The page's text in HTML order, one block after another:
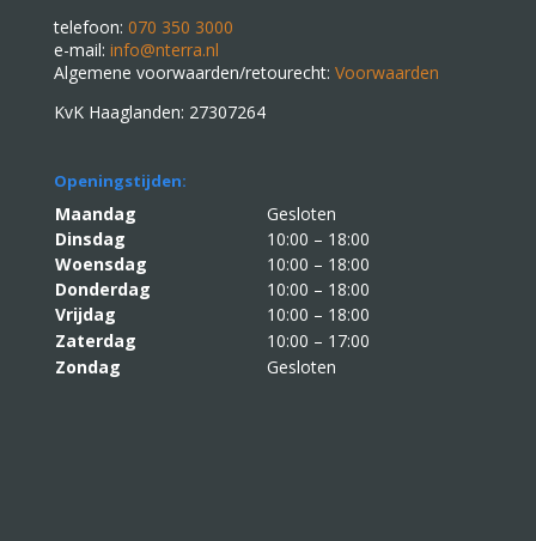
telefoon: 070 350 3000
e-mail: info@nterra.nl
Algemene voorwaarden/retourecht: Voorwaarden
KvK Haaglanden: 27307264
Openingstijden:
Maandag
Gesloten
Dinsdag
10:00 – 18:00
Woensdag
10:00 – 18:00
Donderdag
10:00 – 18:00
Vrijdag
10:00 – 18:00
Zaterdag
10:00 – 17:00
Zondag
Gesloten